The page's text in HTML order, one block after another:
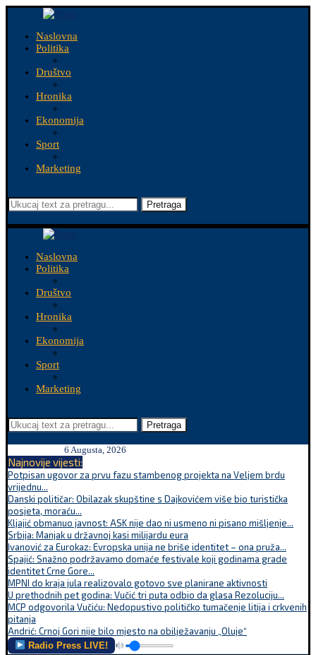
Naslovna
Politika
Društvo
Hronika
Ekonomija
Sport
Marketing
Pretraga
Naslovna
Politika
Društvo
Hronika
Ekonomija
Sport
Marketing
Pretraga
6 Augusta, 2026
Najnovije vijesti:
Potpisan ugovor za prvu fazu stambenog projekta na Veljem brdu
vrijednu...
Danski političar: Obilazak skupštine s Dajkovićem više bio turistička
posjeta, moraću...
Kljajić obmanuo javnost: ASK nije dao ni usmeno ni pisano mišljenje...
Srbija: Manjak u državnoj kasi milijardu eura
Ivanović za Eurokaz: Evropska unija ne briše identitet – ona pruža...
Spajić: Snažno podržavamo domaće festivale koji godinama grade
identitet Crne Gore...
MPNI do kraja jula realizovalo gotovo sve planirane aktivnosti
U prethodnih pet godina: Vučić tri puta odbio da glasa Rezoluciju...
MCP odgovorila Vučiću: Nedopustivo političko tumačenje litija i crkvenih
pitanja
Andrić: Crnoj Gori nije bilo mjesto na obilježavanju „Oluje“
Radio Press LIVE!